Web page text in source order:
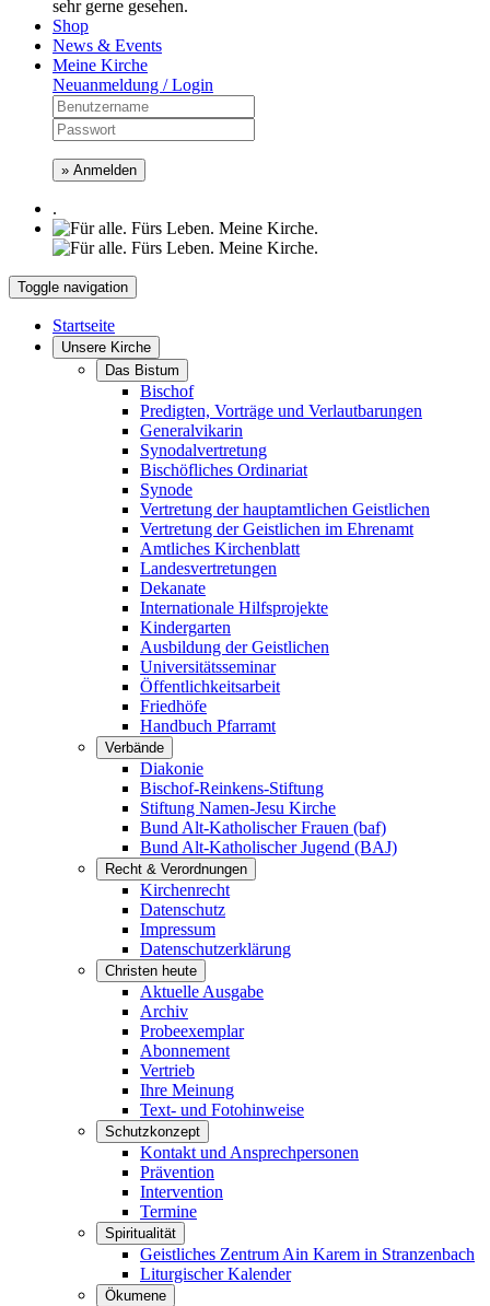
sehr gerne gesehen.
Shop
News & Events
Meine Kirche
Neuanmeldung / Login
» Anmelden
.
Toggle navigation
Startseite
Unsere Kirche
Das Bistum
Bischof
Predigten, Vorträge und Verlautbarungen
Generalvikarin
Synodalvertretung
Bischöfliches Ordinariat
Synode
Vertretung der hauptamtlichen Geistlichen
Vertretung der Geistlichen im Ehrenamt
Amtliches Kirchenblatt
Landesvertretungen
Dekanate
Internationale Hilfsprojekte
Kindergarten
Ausbildung der Geistlichen
Universitätsseminar
Öffentlichkeitsarbeit
Friedhöfe
Handbuch Pfarramt
Verbände
Diakonie
Bischof-Reinkens-Stiftung
Stiftung Namen-Jesu Kirche
Bund Alt-Katholischer Frauen (baf)
Bund Alt-Katholischer Jugend (BAJ)
Recht & Verordnungen
Kirchenrecht
Datenschutz
Impressum
Datenschutzerklärung
Christen heute
Aktuelle Ausgabe
Archiv
Probeexemplar
Abonnement
Vertrieb
Ihre Meinung
Text- und Fotohinweise
Schutzkonzept
Kontakt und Ansprechpersonen
Prävention
Intervention
Termine
Spiritualität
Geistliches Zentrum Ain Karem in Stranzenbach
Liturgischer Kalender
Ökumene